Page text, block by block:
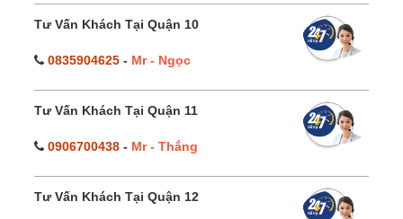
Tư Vấn Khách Tại Quận 10
0835904625 - Mr - Ngọc
Tư Vấn Khách Tại Quận 11
0906700438 - Mr - Thắng
Tư Vấn Khách Tại Quận 12